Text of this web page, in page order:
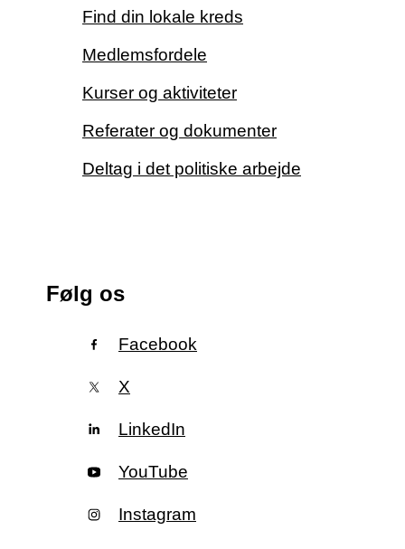
Find din lokale kreds
Medlemsfordele
Kurser og aktiviteter
Referater og dokumenter
Deltag i det politiske arbejde
Følg os
Facebook
X
LinkedIn
YouTube
Instagram